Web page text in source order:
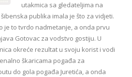
utakmica sa gledateljima na
publika imala je što za vidjeti.
je to tvrdo nadmetanje, a onda prvu
Gotovac za vodstvo gostiju. U
okreće rezultat u svoju korist i vodi
škaricama pogađa za
do gola pogađa Juretića, a onda